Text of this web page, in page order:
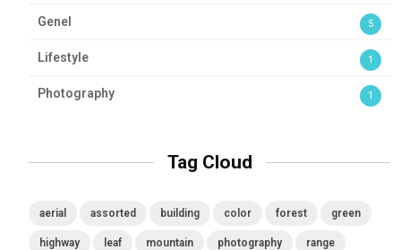
Genel 5
Lifestyle 1
Photography 1
Tag Cloud
aerial assorted building color forest green
highway leaf mountain photography range